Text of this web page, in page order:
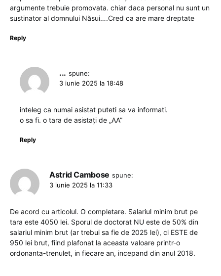
argumente trebuie promovata. chiar daca personal nu sunt un
sustinator al domnului Năsui….Cred ca are mare dreptate
Reply
... spune:
3 iunie 2025 la 18:48
inteleg ca numai asistat puteti sa va informati.
o sa fi. o tara de asistați de „AA”
Reply
Astrid Cambose spune:
3 iunie 2025 la 11:33
De acord cu articolul. O completare. Salariul minim brut pe
tara este 4050 lei. Sporul de doctorat NU este de 50% din
salariul minim brut (ar trebui sa fie de 2025 lei), ci ESTE de
950 lei brut, fiind plafonat la aceasta valoare printr-o
ordonanta-trenulet, in fiecare an, incepand din anul 2018.